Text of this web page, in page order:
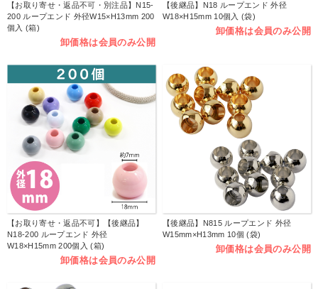
【お取り寄せ・返品不可・別注品】N15-
200 ループエンド 外径W15×H13mm 200
個入 (箱)
卸価格は会員のみ公開
【後継品】N18 ループエンド 外径
W18×H15mm 10個入 (袋)
卸価格は会員のみ公開
【お取り寄せ・返品不可】【後継品】
N18-200 ループエンド 外径
W18×H15mm 200個入 (箱)
卸価格は会員のみ公開
【後継品】N815 ループエンド 外径
W15mm×H13mm 10個 (袋)
卸価格は会員のみ公開